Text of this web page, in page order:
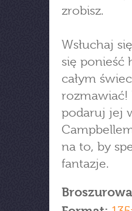
zrobisz.
Wsłuchaj
się ponieść
całym
rozmawiać!
podaruj jej
na to, by
fantazje.